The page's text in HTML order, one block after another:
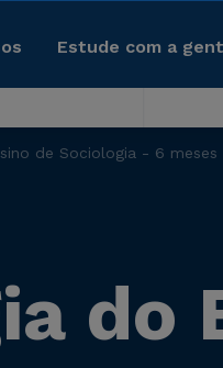
Estude com a
de Sociologia - 6 meses
do